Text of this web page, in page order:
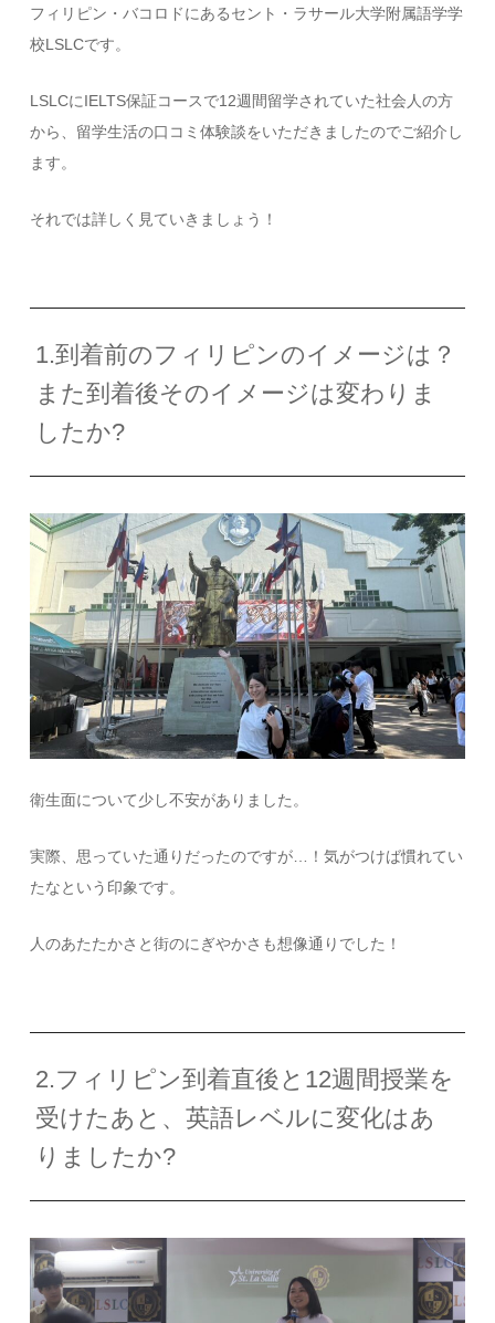
フィリピン・バコロドにあるセント・ラサール大学附属語学学
校LSLCです。
LSLCにIELTS保証コースで12週間留学されていた社会人の方
から、留学生活の口コミ体験談をいただきましたのでご紹介し
ます。
それでは詳しく見ていきましょう！
1.到着前のフィリピンのイメージは？
また到着後そのイメージは変わりま
したか?
衛生面について少し不安がありました。
実際、思っていた通りだったのですが…！気がつけば慣れてい
たなという印象です。
人のあたたかさと街のにぎやかさも想像通りでした！
2.フィリピン到着直後と12週間授業を
受けたあと、英語レベルに変化はあ
りましたか?